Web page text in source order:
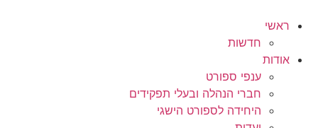
ראשי
חדשות
אודות
ענפי ספורט
חברי הנהלה ובעלי תפקידים
היחידה לספורט הישגי